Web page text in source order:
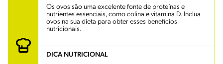
Os ovos são uma excelente fonte de proteínas e
nutrientes essenciais, como colina e vitamina D. Inclua
ovos na sua dieta para obter esses benefícios
nutricionais.
DICA NUTRICIONAL